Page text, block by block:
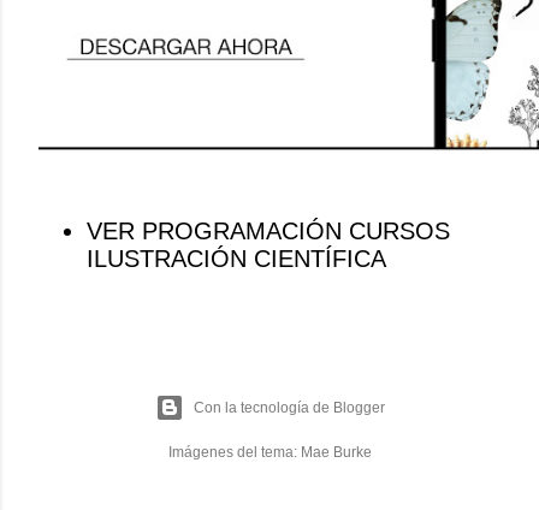
VER PROGRAMACIÓN CURSOS
ILUSTRACIÓN CIENTÍFICA
Con la tecnología de Blogger
Imágenes del tema: Mae Burke